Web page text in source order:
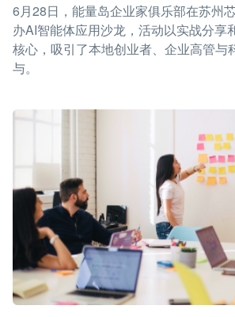
6月28日，能量岛企业家俱乐部在苏州
办AI智能体应用沙龙，活动以实战分享
核心，吸引了本地创业者、企业高管与
与。